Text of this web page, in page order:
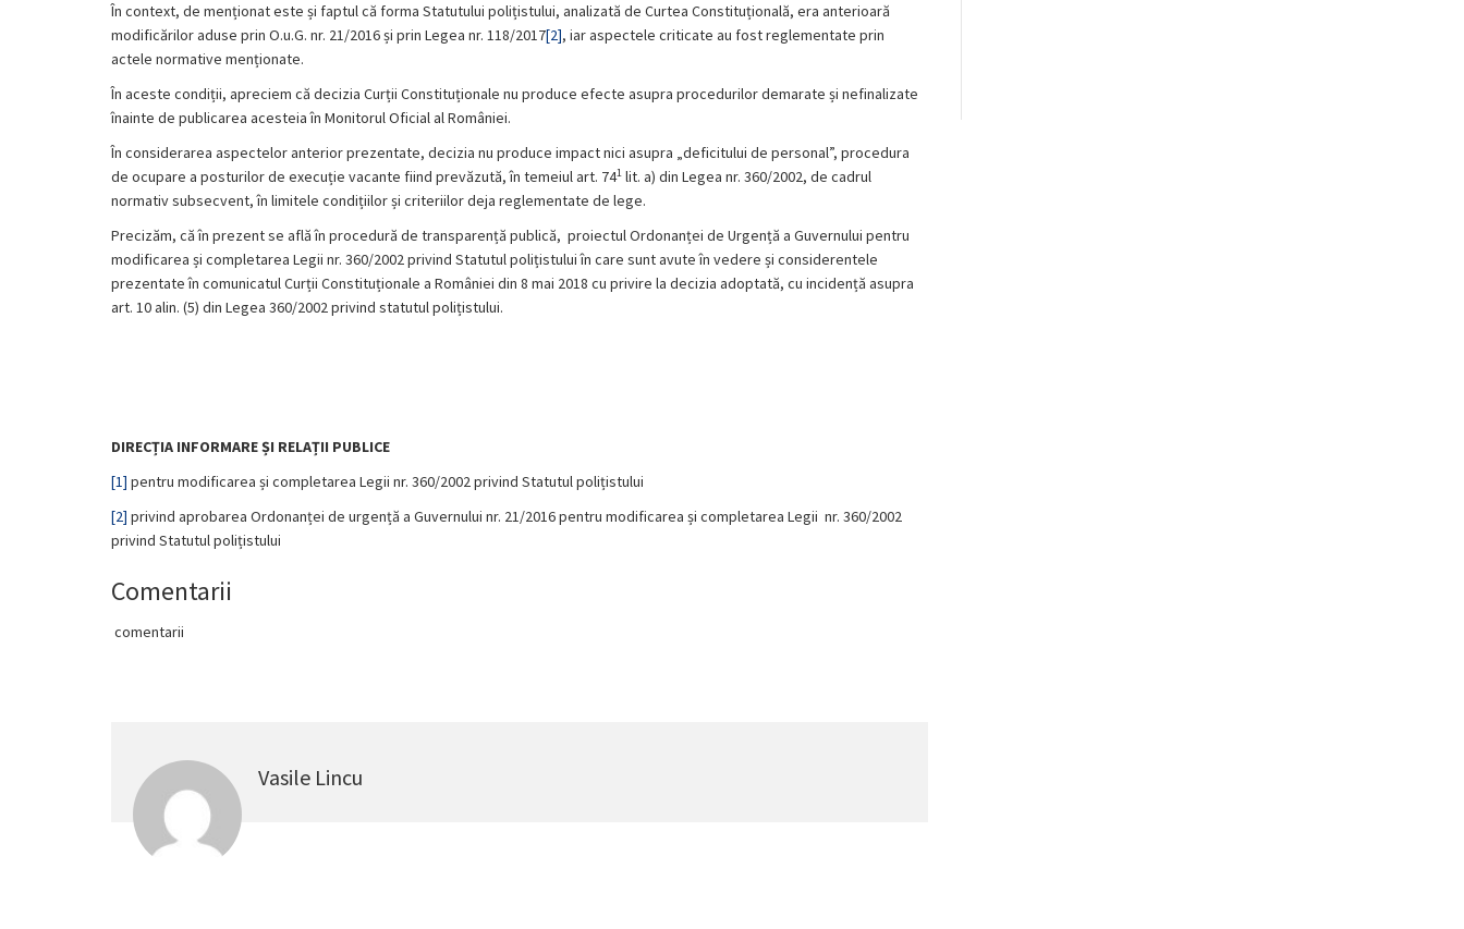
În context, de menționat este și faptul că forma Statutului polițistului, analizată de Curtea Constituțională, era anterioară
modificărilor aduse prin O.u.G. nr. 21/2016 și prin Legea nr. 118/2017[2], iar aspectele criticate au fost reglementate prin
actele normative menționate.
În aceste condiții, apreciem că decizia Curții Constituționale nu produce efecte asupra procedurilor demarate și nefinalizate
înainte de publicarea acesteia în Monitorul Oficial al României.
În considerarea aspectelor anterior prezentate, decizia nu produce impact nici asupra „deficitului de personal”, procedura
de ocupare a posturilor de execuție vacante fiind prevăzută, în temeiul art. 741 lit. a) din Legea nr. 360/2002, de cadrul
normativ subsecvent, în limitele condițiilor și criteriilor deja reglementate de lege.
Precizăm, că în prezent se află în procedură de transparență publică, proiectul Ordonanței de Urgență a Guvernului pentru
modificarea și completarea Legii nr. 360/2002 privind Statutul polițistului în care sunt avute în vedere și considerentele
prezentate în comunicatul Curții Constituționale a României din 8 mai 2018 cu privire la decizia adoptată, cu incidență asupra
art. 10 alin. (5) din Legea 360/2002 privind statutul polițistului.
DIRECȚIA INFORMARE ȘI RELAȚII PUBLICE
[1] pentru modificarea și completarea Legii nr. 360/2002 privind Statutul polițistului
[2] privind aprobarea Ordonanței de urgență a Guvernului nr. 21/2016 pentru modificarea și completarea Legii nr. 360/2002
privind Statutul polițistului
Comentarii
comentarii
Vasile Lincu